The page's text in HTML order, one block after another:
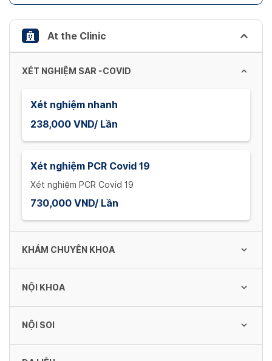
At the Clinic
XÉT NGHIỆM SAR -COVID
Xét nghiệm nhanh
238,000 VND/ Lần
Xét nghiệm PCR Covid 19
Xét nghiệm PCR Covid 19
730,000 VND/ Lần
KHÁM CHUYÊN KHOA
Khám theo yêu cầu
Khám Y học cổ truyền
NỘI KHOA
Điện tâm đồ
NỘI SOI